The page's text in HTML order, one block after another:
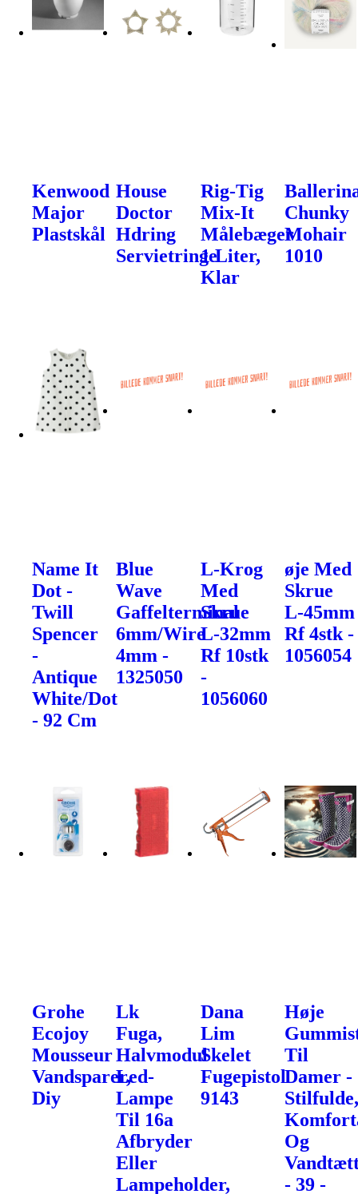
Kenwood
Major
Plastskål
House
Doctor
Hdring
Servietringe
Rig-Tig
Mix-It
Målebæger
1 Liter,
Klar
Chunky
Mohair
1010
Name It
Dot -
Twill
Spencer
-
Antique
White/Dot
- 92 Cm
Blue
Wave
Gaffelterminal
6mm/Wire
4mm -
1325050
L-Krog
Med
Skrue
L-32mm
Rf 10stk
-
1056060
øje Med
Skrue
L-45mm
Rf 4stk -
1056054
Grohe
Ecojoy
Mousseur
Vandsparer,
Diy
Lk
Fuga,
Halvmodul
Led-
Lampe
Til 16a
Afbryder
Eller
Lampeholder,
Dana
Lim
Skelet
Fugepistol
9143
Høje
Til
Damer -
Og
- 39 -